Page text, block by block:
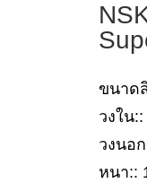
ขนาด
วงใน
วงนอ
หนา::